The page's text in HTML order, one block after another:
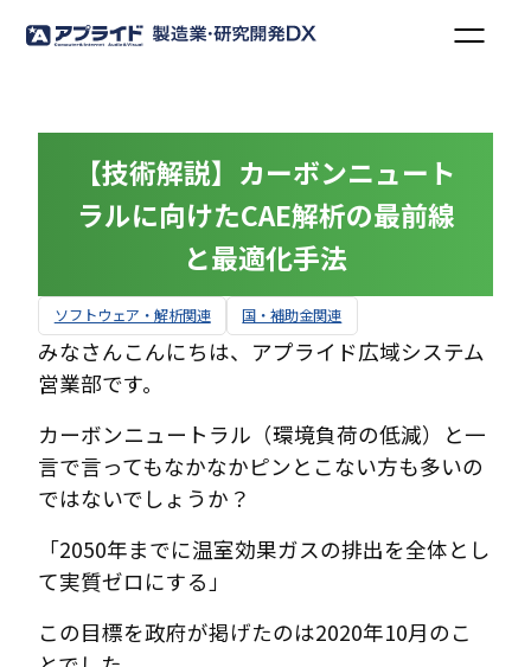
【技術解説】カーボンニュート
ラルに向けたCAE解析の最前線
と最適化手法
ソフトウェア・解析関連 国・補助金関連
みなさんこんにちは、アプライド広域システム
営業部です。
カーボンニュートラル（環境負荷の低減）と一
言で言ってもなかなかピンとこない方も多いの
ではないでしょうか？
「2050年までに温室効果ガスの排出を全体とし
て実質ゼロにする」
この目標を政府が掲げたのは2020年10月のこ